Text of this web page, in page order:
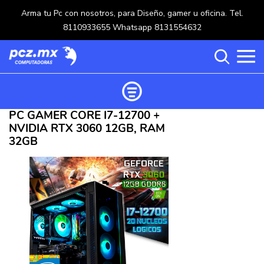
Arma tu Pc con nosotros, para Diseño, gamer u oficina. Tel.
8110933655 Whatsapp 8131554632
Carrito de compras ()
Crear una cuenta
Ingresar
Ordenar productos
Categorías
PROCESADORES (117)
OPTICOS (5)
MOUSE (218)
PC GAMER CORE I7-12700 +
NVIDIA RTX 3060 12GB, RAM
32GB